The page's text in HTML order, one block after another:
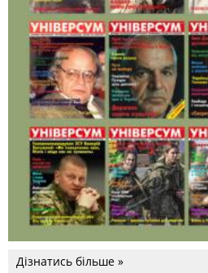
Дізнатись більше »